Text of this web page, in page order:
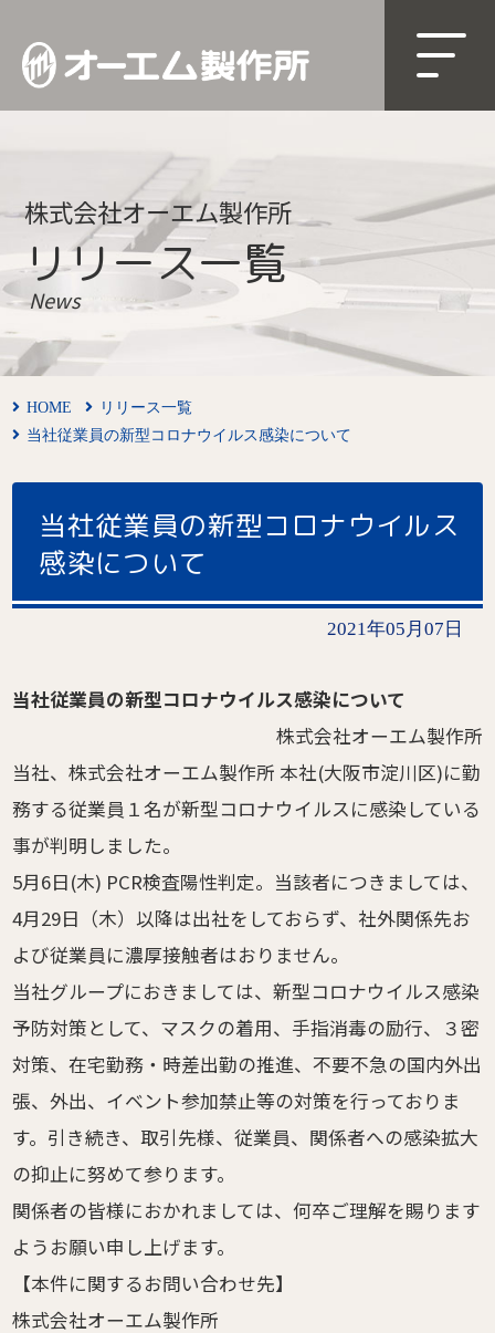
株式会社オーエム製作所
リリース一覧
News
HOME
リリース一覧
当社従業員の新型コロナウイルス感染について
当社従業員の新型コロナウイルス
感染について
2021年05月07日
当社従業員の新型コロナウイルス感染について
株式会社オーエム製作所
当社、株式会社オーエム製作所 本社(大阪市淀川区)に勤
務する従業員１名が新型コロナウイルスに感染している
事が判明しました。
5月6日(木) PCR検査陽性判定。当該者につきましては、
4月29日（木）以降は出社をしておらず、社外関係先お
よび従業員に濃厚接触者はおりません。
当社グループにおきましては、新型コロナウイルス感染
予防対策として、マスクの着用、手指消毒の励行、３密
対策、在宅勤務・時差出勤の推進、不要不急の国内外出
張、外出、イベント参加禁止等の対策を行っておりま
す。引き続き、取引先様、従業員、関係者への感染拡大
の抑止に努めて参ります。
関係者の皆様におかれましては、何卒ご理解を賜ります
ようお願い申し上げます。
【本件に関するお問い合わせ先】
株式会社オーエム製作所